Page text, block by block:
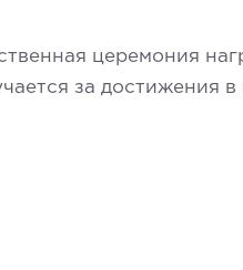
церемония
за достижения